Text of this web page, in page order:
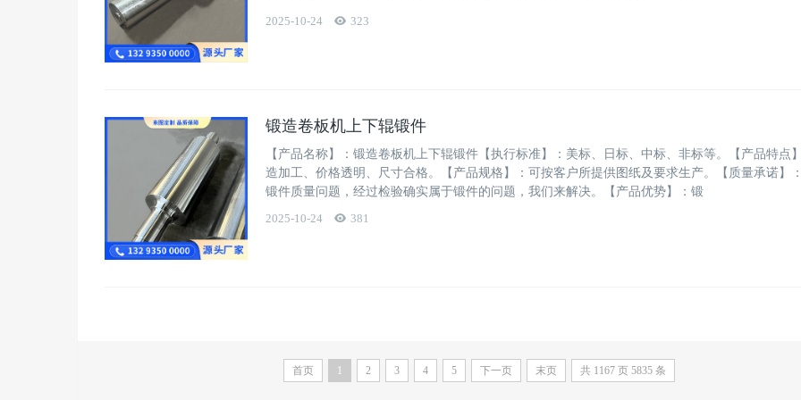
2025-10-24
323
锻造卷板机上下辊锻件
【产品名称】：锻造卷板机上下辊锻件【执行标准】：美标、日标、中标、非标等。【产品特点
造加工、价格透明、尺寸合格。【产品规格】：可按客户所提供图纸及要求生产。【质量承诺】
锻件质量问题，经过检验确实属于锻件的问题，我们来解决。【产品优势】：锻
2025-10-24
381
首页 1 2 3 4 5 下一页 末页 共 1167页 5835条